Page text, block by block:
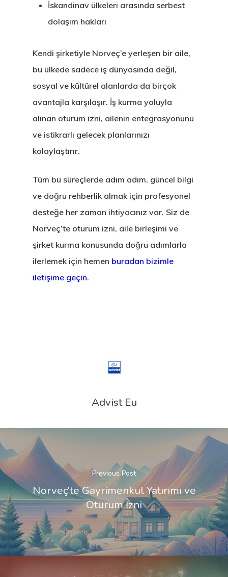
İskandinav ülkeleri arasında serbest
dolaşım hakları
Kendi şirketiyle Norveç’e yerleşen bir aile,
bu ülkede sadece iş dünyasında değil,
sosyal ve kültürel alanlarda da birçok
avantajla karşılaşır. İş kurma yoluyla
alınan oturum izni, ailenin entegrasyonunu
ve istikrarlı gelecek planlarınızı
kolaylaştırır.
Tüm bu süreçlerde adım adım, güncel bilgi
ve doğru rehberlik almak için profesyonel
desteğe her zaman ihtiyacınız var. Siz de
Norveç’te oturum izni, aile birleşimi ve
şirket kurma konusunda doğru adımlarla
ilerlemek için hemen buradan bizimle
iletişime geçin.
Advist Eu
Previous Post
Norveç’te Gayrimenkul Yatırımı ve
Oturum İzni